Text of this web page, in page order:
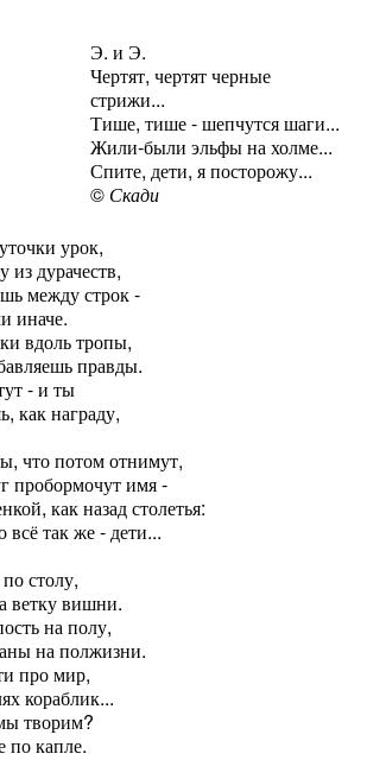
Э. и Э.
Чертят, чертят черные
стрижи...
Тише, тише - шепчутся шаги...
Жили-были эльфы на холме...
Спите, дети, я посторожу...
© Скади
урок,
из дурачеств,
между строк -
иначе.
вдоль тропы,
правды.
- и ты
как награду,
что потом отнимут,
пробормочут имя -
как назад столетья:
всё так же - дети...
столу,
ветку вишни.
на полу,
на полжизни.
про мир,
кораблик...
творим?
по капле.